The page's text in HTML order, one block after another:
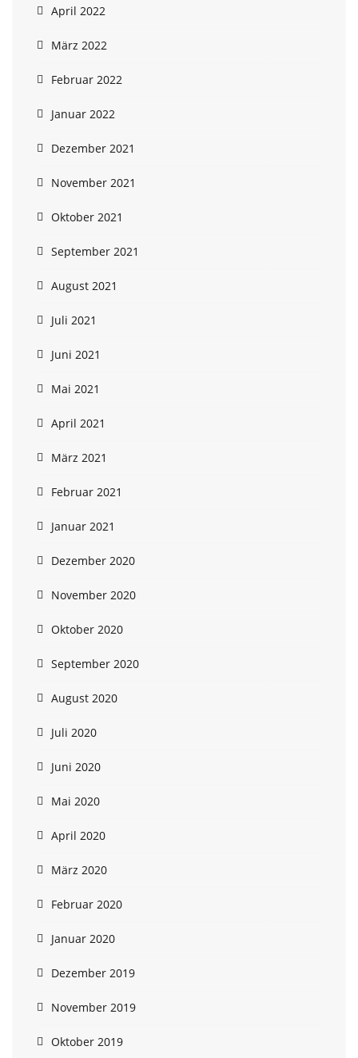
April 2022
März 2022
Februar 2022
Januar 2022
Dezember 2021
November 2021
Oktober 2021
September 2021
August 2021
Juli 2021
Juni 2021
Mai 2021
April 2021
März 2021
Februar 2021
Januar 2021
Dezember 2020
November 2020
Oktober 2020
September 2020
August 2020
Juli 2020
Juni 2020
Mai 2020
April 2020
März 2020
Februar 2020
Januar 2020
Dezember 2019
November 2019
Oktober 2019